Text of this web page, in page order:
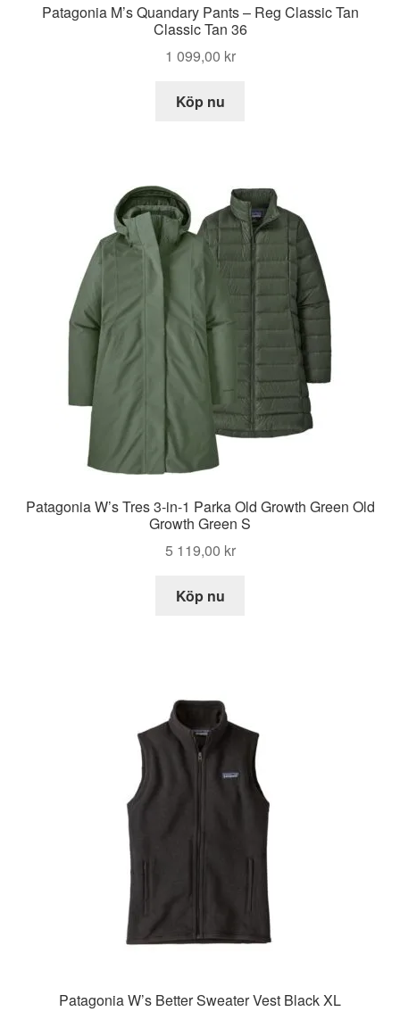
Patagonia M’s Quandary Pants – Reg Classic Tan
Classic Tan 36
1 099,00 kr
Köp nu
Patagonia W’s Tres 3-in-1 Parka Old Growth Green Old
Growth Green S
5 119,00 kr
Köp nu
Patagonia W’s Better Sweater Vest Black XL